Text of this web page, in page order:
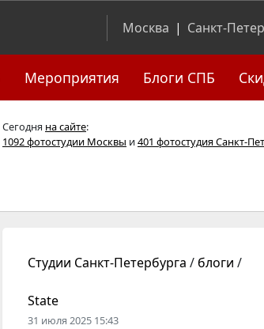
Москва | Санкт-
Мероприятия Блоги СПБ
Сегодня на сайте:
1092 фотостудии Москвы и401 фотостудия Санкт-
Студии Санкт-Петербурга / блоги /
State
31 июля 2025 15:43